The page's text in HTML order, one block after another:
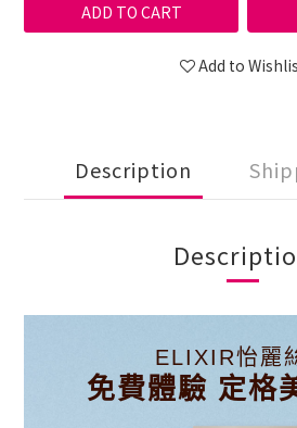
ADD TO CART
Add to
Description